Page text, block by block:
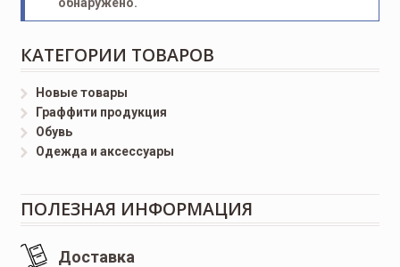
КАТЕГОРИИ ТОВАРОВ
Новые товары
Граффити продукция
Обувь
Одежда и аксессуары
ПОЛЕЗНАЯ ИНФОРМАЦИЯ
Доставка